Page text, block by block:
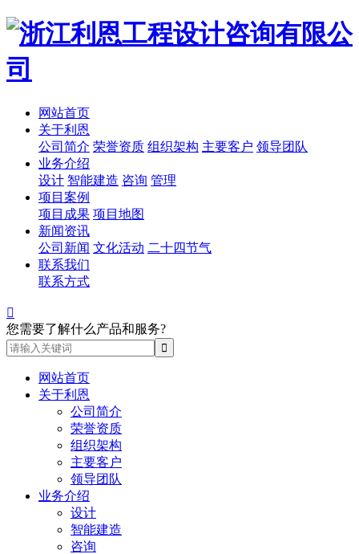
网站首页
关于利恩
公司简介 荣誉资质 组织架构 主要客户 领导团队
业务介绍
设计 智能建造 咨询 管理
项目案例
项目成果 项目地图
新闻资讯
公司新闻 文化活动 二十四节气
联系我们
联系方式

您需要了解什么产品和服务?
网站首页
关于利恩
公司简介
荣誉资质
组织架构
主要客户
领导团队
业务介绍
设计
智能建造
咨询